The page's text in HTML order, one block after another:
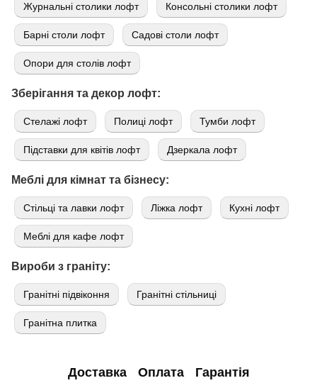
Журнальні столики лофт Консольні столики лофт
Барні столи лофт Садові столи лофт
Опори для столів лофт
Зберігання та декор лофт:
Стелажі лофт Полиці лофт Тумби лофт
Підставки для квітів лофт Дзеркала лофт
Меблі для кімнат та бізнесу:
Стільці та лавки лофт Ліжка лофт Кухні лофт
Меблі для кафе лофт
Вироби з граніту:
Гранітні підвіконня Гранітні стільниці
Гранітна плитка
Доставка Оплата Гарантія